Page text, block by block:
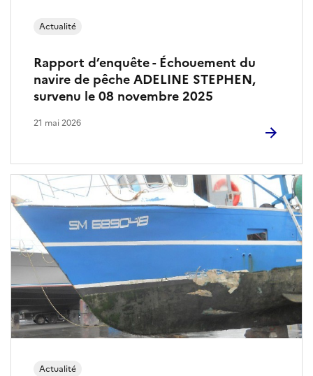
t
s
d
e
m
e
r
Rapport d’enquête - Échouement du
navire de pêche ADELINE STEPHEN,
survenu le 08 novembre 2025
Actualité
21 mai 2026
Actualité